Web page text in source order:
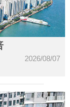
2026/08/07